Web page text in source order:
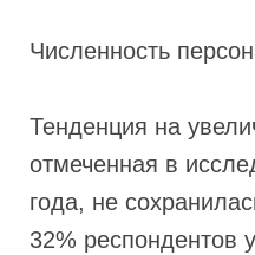
Численность
Тенденция на
отмеченная в
года, не
32% респондентов